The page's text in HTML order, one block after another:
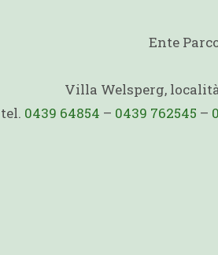
Ente
Villa Welsperg, località
tel. 0439 64854 – 0439 762545 –